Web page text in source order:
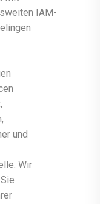
IAM-
und
Wir